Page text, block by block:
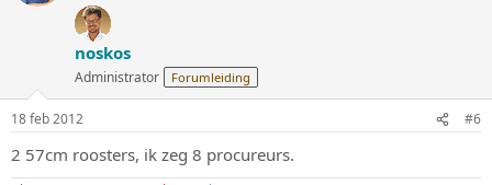
noskos
Administrator Forumleiding
18 feb 2012 #6
2 57cm roosters, ik zeg 8 procureurs.